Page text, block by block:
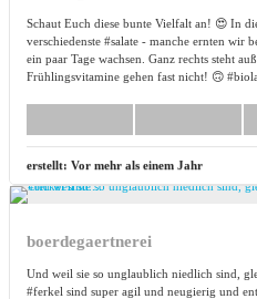
Schaut Euch diese bunte Vielfalt an! 😍 In
verschiedenste #salate - manche ernten wir
ein paar Tage wachsen. Ganz rechts steht
Frühlingsvitamine gehen fast nicht! 🙃
erstellt: Vor mehr als einem Jahr
boerdegaertnerei
Und weil sie so unglaublich niedlich sind,
#ferkel sind super agil und neugierig und